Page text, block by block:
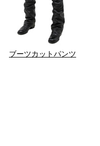
ブーツカットパンツ